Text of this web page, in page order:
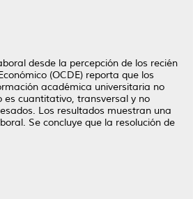
desde la percepción de los recién
(OCDE) reporta que los
académica universitaria no
es cuantitativo, transversal y no
Los resultados muestran una
Se concluye que la resolución de